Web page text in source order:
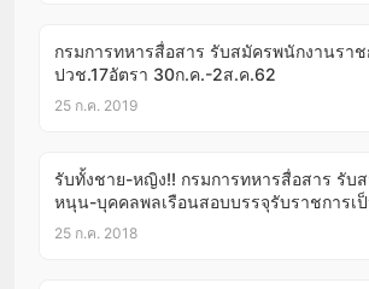
กรมการทหารสื่อสาร รับสมัครพนักงานรา
ปวช.17อัตรา 30ก.ค.-2ส.ค.62
25 ก.ค. 2019
รับทั้งชาย-หญิง!! กรมการทหารสื่อสาร รับ
หนุน-บุคคลพลเรือนสอบบรรจุรับราชการเ
ประทวน วุฒิ ม.6/ปวช.1-3ส.ค.61
25 ก.ค. 2018